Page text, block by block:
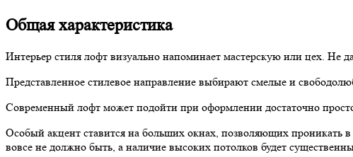
Общая характеристика
Интерьер стиля лофт визуально напоминает мастерскую или цех. Не
Представленное стилевое направление выбирают смелые и
Современный лофт может подойти при оформлении достаточно
Особый акцент ставится на больших окнах, позволяющих проникать
вовсе не должно быть, а наличие высоких потолков будет